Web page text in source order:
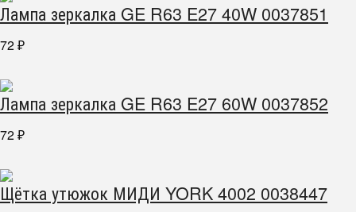
Лампа зеркалка GE R63 E27 40W 0037851
72 ₽
Лампа зеркалка GE R63 E27 60W 0037852
72 ₽
Щётка утюжок МИДИ YORK 4002 0038447